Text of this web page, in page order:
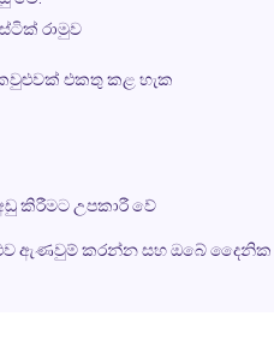
රාමුව
කවුළුවක් එකතු කළ හැක
කිරීමට උපකාරී වේ
ඇණවුම් කරන්න සහ ඔබේ දෛනික